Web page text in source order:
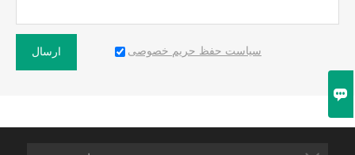
ارسال سیاست حفظ حریم خصوصی
